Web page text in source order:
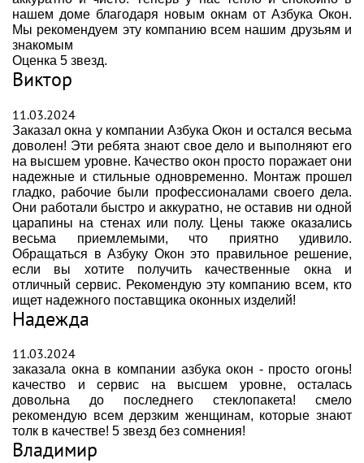
нашем доме благодаря новым окнам от Азбука Окон.
Мы рекомендуем эту компанию всем нашим друзьям и
знакомым
Оценка 5 звезд.
Виктор
11.03.2024
Заказал окна у компании Азбука Окон и остался весьма
доволен! Эти ребята знают свое дело и выполняют его
на высшем уровне. Качество окон просто поражает они
надежные и стильные одновременно. Монтаж прошел
гладко, рабочие были профессионалами своего дела.
Они работали быстро и аккуратно, не оставив ни одной
царапины на стенах или полу. Цены также оказались
весьма приемлемыми, что приятно удивило.
Обращаться в Азбуку Окон это правильное решение,
если вы хотите получить качественные окна и
отличный сервис. Рекомендую эту компанию всем, кто
ищет надежного поставщика оконных изделий!
Надежда
11.03.2024
заказала окна в компании азбука окон - просто огонь!
качество и сервис на высшем уровне, осталась
довольна до последнего стеклопакета! смело
рекомендую всем дерзким женщинам, которые знают
толк в качестве! 5 звезд без сомнения!
Владимир